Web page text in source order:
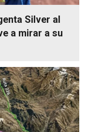
Silver al
a mirar a su